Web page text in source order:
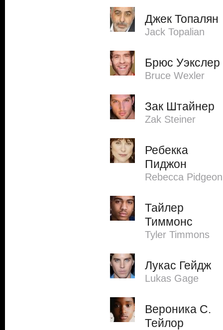
Джек Топалян
Jack Topalian
Брюс Уэкслер
Bruce Wexler
Зак Штайнер
Zak Steiner
Ребекка
Пиджон
Rebecca Pidgeon
Тайлер
Тиммонс
Tyler Timmons
Лукас Гейдж
Lukas Gage
Вероника С.
Тейлор